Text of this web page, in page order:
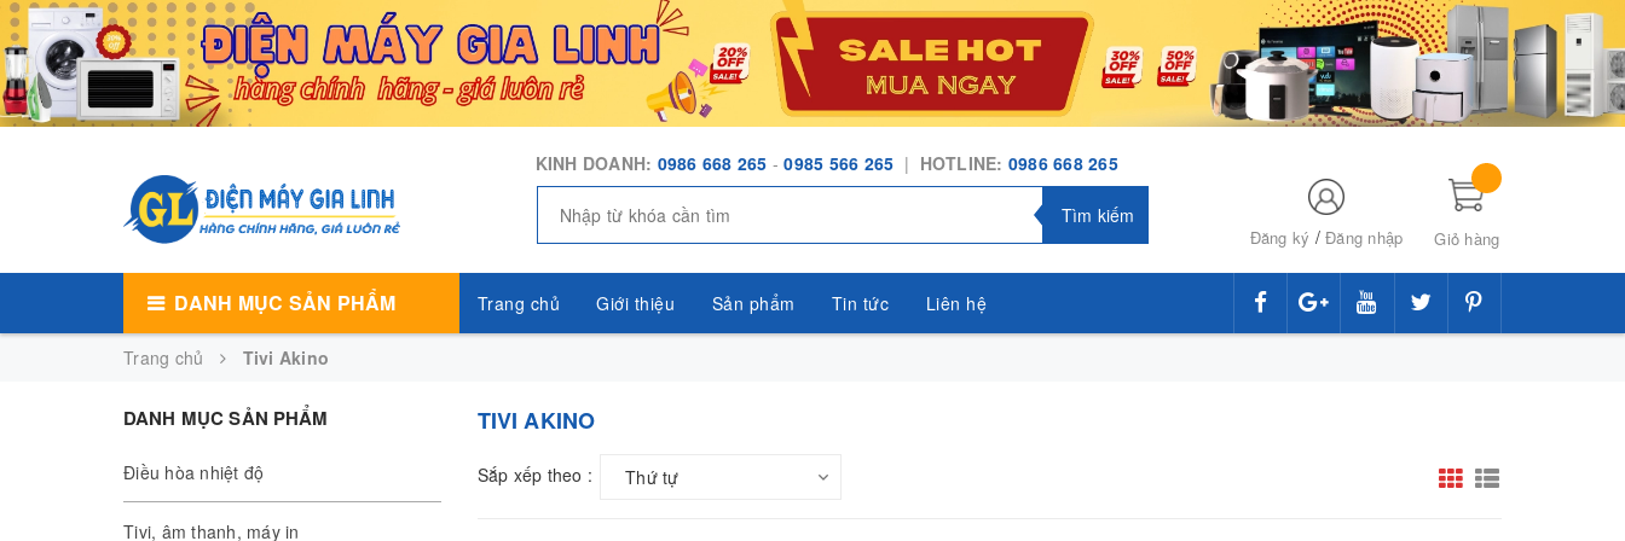
KINH DOANH: 0986 668 265 -0985 566 265 | HOTLINE: 0986 668 265
Tìm kiếm
Đăng ký /Đăng nhập Giỏ hàng
DANH MỤC SẢN PHẨM Trang chủ Giới thiệu Sản phẩm Tin tức Liên hệ
Trang chủ Tivi Akino
DANH MỤC SẢN PHẨM
Điều hòa nhiệt độ
Tivi, âm thanh, máy in
TIVI AKINO
Sắp xếp theo : Thứ tự